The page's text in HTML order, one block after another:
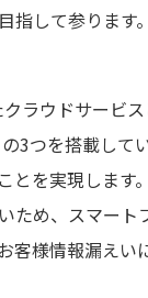
して参ります。
ラウドサービ
3つを搭載して
を実現します
ため、スマート
客様情報漏えい